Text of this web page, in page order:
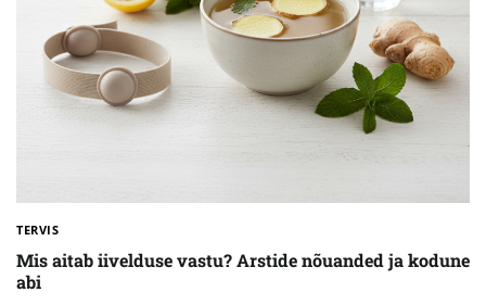
TERVIS
Mis aitab iivelduse vastu? Arstide nõuanded ja kodune
abi